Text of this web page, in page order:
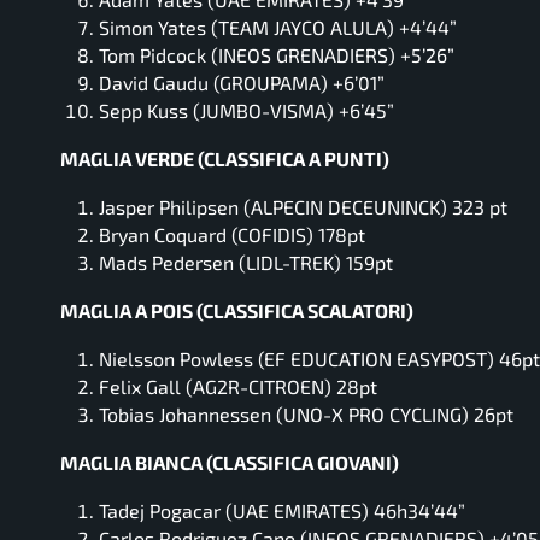
Simon Yates (TEAM JAYCO ALULA) +4’44”
Tom Pidcock (INEOS GRENADIERS) +5’26”
David Gaudu (GROUPAMA) +6’01”
Sepp Kuss (JUMBO-VISMA) +6’45”
MAGLIA VERDE (CLASSIFICA A PUNTI)
Jasper Philipsen (ALPECIN DECEUNINCK) 323 pt
Bryan Coquard (COFIDIS) 178pt
Mads Pedersen (LIDL-TREK) 159pt
MAGLIA A POIS (CLASSIFICA SCALATORI)
Nielsson Powless (EF EDUCATION EASYPOST) 46pt
Felix Gall (AG2R-CITROEN) 28pt
Tobias Johannessen (UNO-X PRO CYCLING) 26pt
MAGLIA BIANCA (CLASSIFICA GIOVANI)
Tadej Pogacar (UAE EMIRATES) 46h34’44”